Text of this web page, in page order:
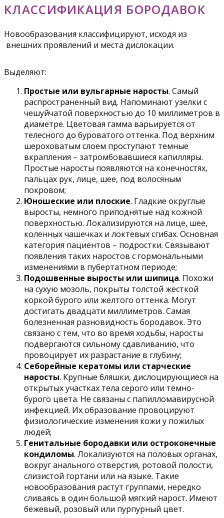
КЛАССИФИКАЦИЯ БОРОДАВОК
Новообразования классифицируют, исходя из
внешних проявлений и места дислокации.
Выделяют:
Простые или вульгарные наросты. Самый
распространенный вид. Напоминают узелки с
чешуйчатой поверхностью до 10 миллиметров в
диаметре. Цветовая гамма варьируется от
телесного до буроватого оттенка. Под верхним
шероховатым слоем проступают темные
вкрапления – затромбовавшиеся капилляры.
Простые наросты появляются на конечностях,
пальцах рук, лице, шее, под волосяным
покровом;
Юношеские или плоские. Гладкие округлые
выросты, немного приподнятые над кожной
поверхностью. Локализируются на лице, шее,
коленных чашечках и локтевых сгибах. Основная
категория пациентов – подростки. Связывают
появления таких наростов с гормональными
изменениями в пубертатном периоде;
Подошвенные выросты или шипица. Похожи
на сухую мозоль, покрыты толстой жесткой
коркой бурого или желтого оттенка. Могут
достигать двадцати миллиметров. Самая
болезненная разновидность бородавок. Это
связано с тем, что во время ходьбы, наросты
подвергаются сильному сдавливанию, что
провоцирует их разрастание в глубину;
Себорейные кератомы или старческие
наросты. Крупные бляшки, дислоцирующиеся на
открытых участках тела серого или темно-
бурого цвета. Не связаны с папилломавирусной
инфекцией. Их образование провоцируют
физиологические изменения кожи у пожилых
людей;
Генитальные бородавки или остроконечные
кондиломы. Локализуются на половых органах,
вокруг анального отверстия, ротовой полости,
слизистой гортани или на языке. Такие
новообразования растут группами, нередко
сливаясь в один большой мягкий нарост. Имеют
бежевый, розовый или пурпурный цвет.